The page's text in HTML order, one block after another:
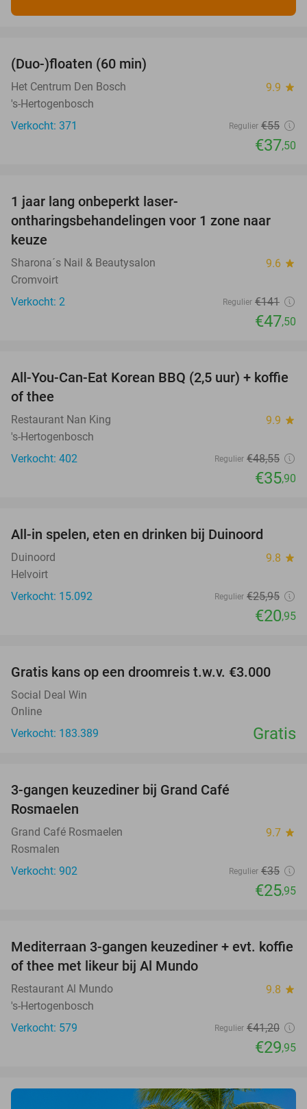
(Duo-)floaten (60 min)
Het Centrum Den Bosch 9.9 star
's-Hertogenbosch
Verkocht: 371
Regulier €55
€37,50
1 jaar lang onbeperkt laser-
ontharingsbehandelingen voor 1 zone naar
keuze
Sharona´s Nail & Beautysalon 9.6 star
Cromvoirt
Verkocht: 2
Regulier €141
€47,50
26%
All-You-Can-Eat Korean BBQ (2,5 uur) + koffie
of thee
Restaurant Nan King 9.9 star
's-Hertogenbosch
Verkocht: 402
Regulier €48,55
€35,90
All-in spelen, eten en drinken bij Duinoord
Duinoord 9.8 star
Helvoirt
Verkocht: 15.092
Regulier €25,95
€20,95
Gratis kans op een droomreis t.w.v. €3.000
Social Deal Win
Online
Verkocht: 183.389
Gratis
3-gangen keuzediner bij Grand Café
Rosmaelen
Grand Café Rosmaelen 9.7 star
Rosmalen
Verkocht: 902
Regulier €35
€25,95
27%
Mediterraan 3-gangen keuzediner + evt. koffie
of thee met likeur bij Al Mundo
Restaurant Al Mundo 9.8 star
's-Hertogenbosch
Verkocht: 579
Regulier €41,20
€29,95